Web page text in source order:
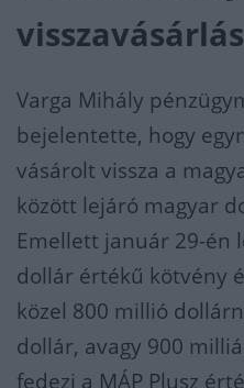
visszavásárlás
Varga Mihály
bejelentette, hogy
vásárolt vissza a
között lejáró magyar
Emellett január 29-én
dollár értékű kötvény
közel 800 millió
dollár, avagy 900
fedezi a MÁP Plusz